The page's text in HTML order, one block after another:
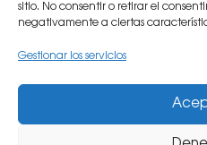
sitio. No consentir o retirar el
negativamente a ciertas
Gestionar los servicios
⅛ 91 693 80 41 (Colegio)